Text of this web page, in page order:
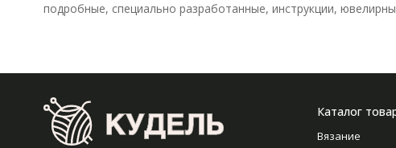
подробные, специально разработанные, инструкции,
Каталог
Вязание